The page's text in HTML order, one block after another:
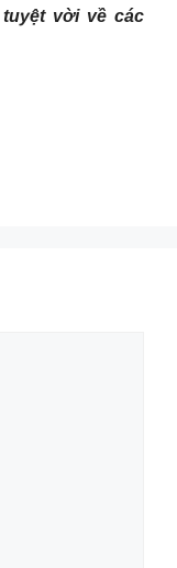
vời về các